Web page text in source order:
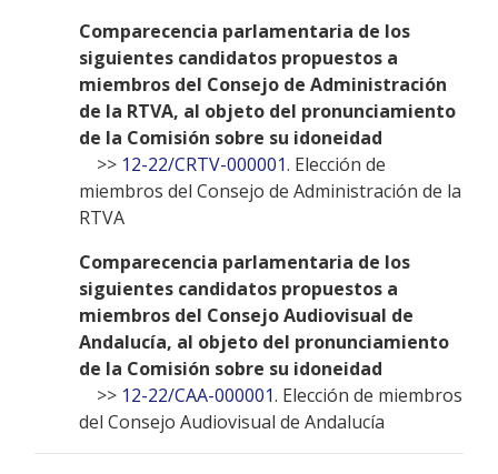
Comparecencia parlamentaria de los
siguientes candidatos propuestos a
miembros del Consejo de Administración
de la RTVA, al objeto del pronunciamiento
de la Comisión sobre su idoneidad
>> 12-22/CRTV-000001. Elección de
miembros del Consejo de Administración de la
RTVA
Comparecencia parlamentaria de los
siguientes candidatos propuestos a
miembros del Consejo Audiovisual de
Andalucía, al objeto del pronunciamiento
de la Comisión sobre su idoneidad
>> 12-22/CAA-000001. Elección de miembros
del Consejo Audiovisual de Andalucía